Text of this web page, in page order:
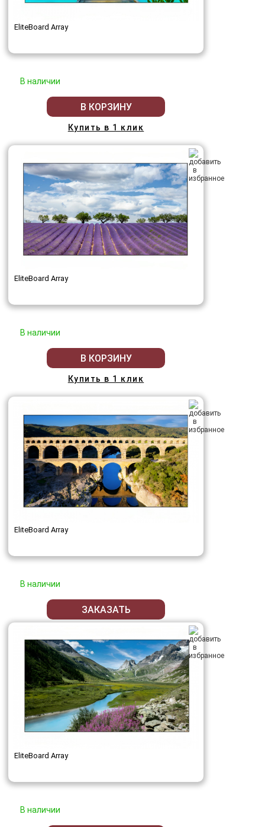
EliteBoard Array
В наличии
В КОРЗИНУ
Купить в 1 клик
EliteBoard Array
В наличии
В КОРЗИНУ
Купить в 1 клик
EliteBoard Array
В наличии
ЗАКАЗАТЬ
EliteBoard Array
В наличии